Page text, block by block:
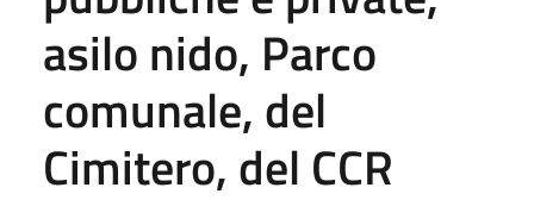
asilo nido, Parco
comunale, del
Cimitero, del CCR